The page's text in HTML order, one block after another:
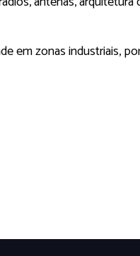
em zonas industriais,